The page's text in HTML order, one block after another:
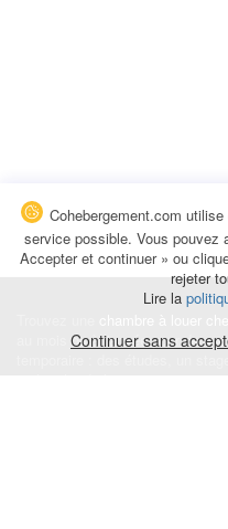
chambre à louer
au mois ou à l'année pour de
temporaire : des études, un
Cohebergement.com
service possible. Vous pouvez
Accepter et continuer » ou
rejeter
Lire la
Continuer sans